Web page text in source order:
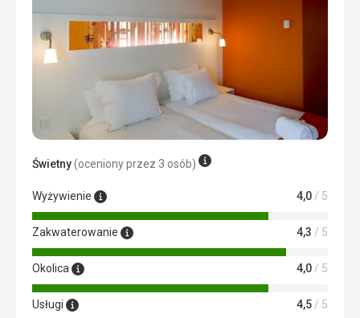
Świetny(oceniony przez 3 osób)
Wyżywienie 4,0 / 5
Zakwaterowanie 4,3 / 5
Okolica 4,0 / 5
Usługi 4,5 / 5